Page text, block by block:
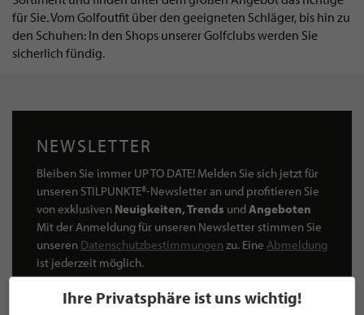
für Sie. Vom Golfoutfit über den geeigneten Schläger, bis hin zu
den Schuhen: In den Shops unserer Golfclubs werden Sie
sicherlich fündig.
NEWSLETTER
Bleiben Sie immer UP TO DATE! Melden Sie sich jetzt für
unseren STILPUNKTE®-Newsletter an und profitieren Sie
von exklusiven Neuigkeiten, Trends undAngeboten
Mit der Anmeldung für unseren Newsletter stimmen Sie
unseren Datenschutzbestimmungen zu. Eine Abmeldung
ist jederzeit möglich.
Ihre Privatsphäre ist uns wichtig!